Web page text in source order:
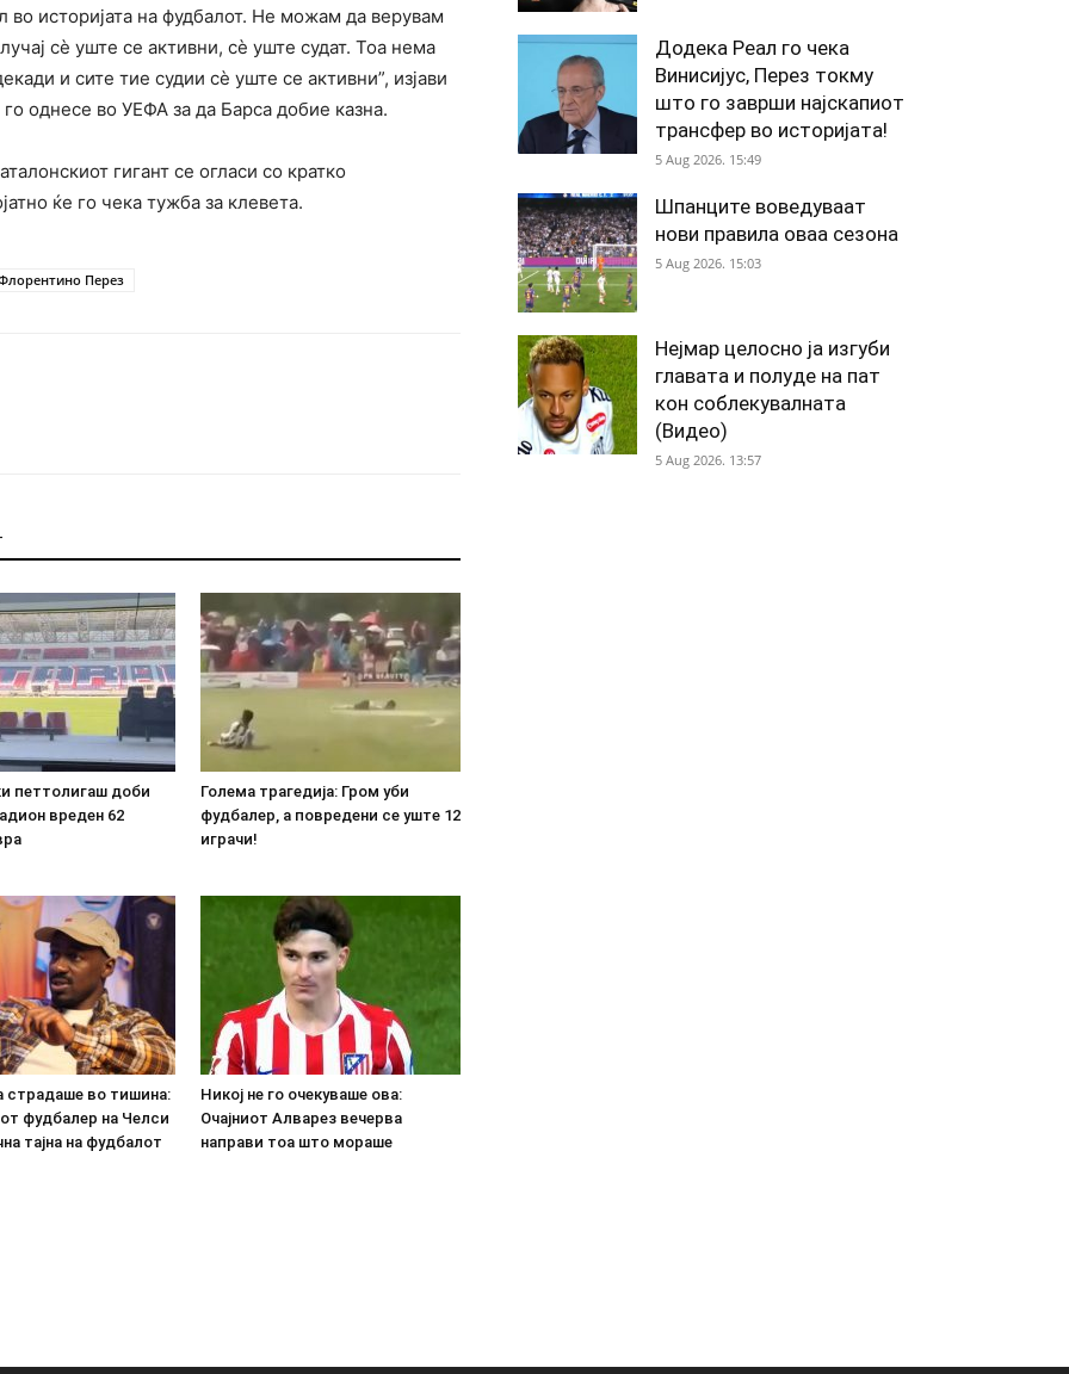
во историјата на фудбалот. Не можам да верувам
сè уште се активни, сè уште судат. Тоа нема
и сите тие судии сè уште се активни”, изјави
однесе во УЕФА за да Барса добие казна.
гигант се огласи со кратко
ќе го чека тужба за клевета.
Перез
петтолигаш доби
вреден 62
Голема трагедија: Гром уби
фудбалер, а повредени се уште 12
играчи!
страдаше во тишина:
фудбалер на Челси
тајна на фудбалот
Никој не го очекуваше ова:
Очајниот Алварез вечерва
направи тоа што мораше
Додека Реал го чека
Винисијус, Перез токму
што го заврши најскапиот
трансфер во историјата!
5 Aug 2026. 15:49
Шпанците воведуваат
нови правила оваа сезона
5 Aug 2026. 15:03
Нејмар целосно ја изгуби
главата и полуде на пат
кон соблекувалната
(Видео)
5 Aug 2026. 13:57